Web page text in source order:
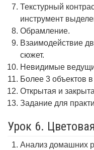
Текстурный
инструмент
Обрамление.
Взаимодействие
сюжет.
Невидимые
Более 3 объектов
Открытая и
Задание для
Урок 6.
Анализ домашних